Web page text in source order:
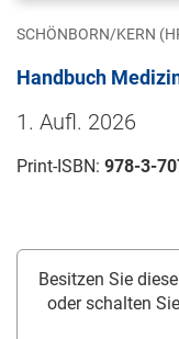
SCHÖNBORN/KERN
Handbuch
1. Aufl. 2026
Print-ISBN: 978-3-
Besitzen Sie
oder schalten Sie